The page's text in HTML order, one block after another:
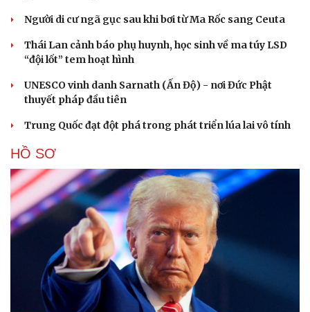
Người di cư ngã gục sau khi bơi từ Ma Rốc sang Ceuta
Thái Lan cảnh báo phụ huynh, học sinh về ma túy LSD
“đội lốt” tem hoạt hình
UNESCO vinh danh Sarnath (Ấn Độ) - nơi Đức Phật
thuyết pháp đầu tiên
Trung Quốc đạt đột phá trong phát triển lúa lai vô tính
HỒ SƠ